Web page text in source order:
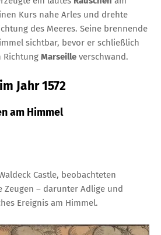
Kurs nahe Arles und drehte
des Meeres. Seine brennende
sichtbar, bevor er schließlich
Richtung Marseille verschwand.
Jahr 1572
am Himmel
Castle, beobachteten
Zeugen – darunter Adlige und
Ereignis am Himmel.